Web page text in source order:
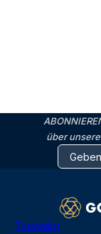
über
Trustpilot